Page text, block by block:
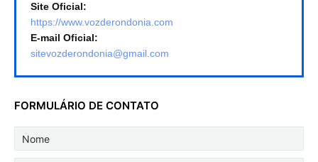
Site Oficial:
https://www.vozderondonia.com
E-mail Oficial:
sitevozderondonia@gmail.com
FORMULÁRIO DE CONTATO